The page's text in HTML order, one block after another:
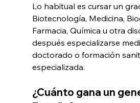
Lo habitual es cursar un
Biotecnología, Medicina,
Farmacia, Química u otra
después especializarse
doctorado o formación
especializada.
¿Cuánto gana un